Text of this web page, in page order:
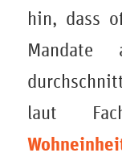
hin, dass
Mandate
laut